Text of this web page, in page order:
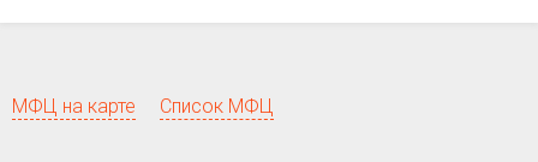
МФЦ на карте Список МФЦ